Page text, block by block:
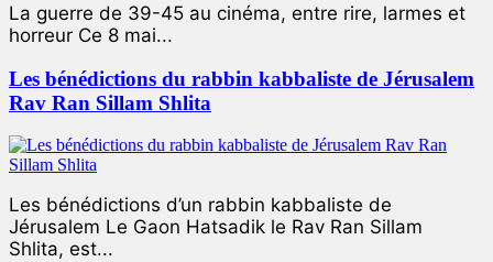
La guerre de 39-45 au cinéma, entre rire, larmes et
horreur Ce 8 mai...
Les bénédictions du rabbin kabbaliste de Jérusalem
Rav Ran Sillam Shlita
Les bénédictions d’un rabbin kabbaliste de
Jérusalem Le Gaon Hatsadik le Rav Ran Sillam
Shlita, est...